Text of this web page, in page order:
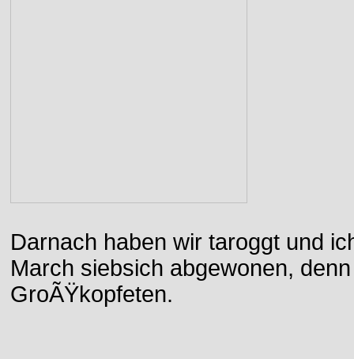
Darnach haben wir taroggt und
March siebsich abgewonen,
GroÃŸkopfeten.